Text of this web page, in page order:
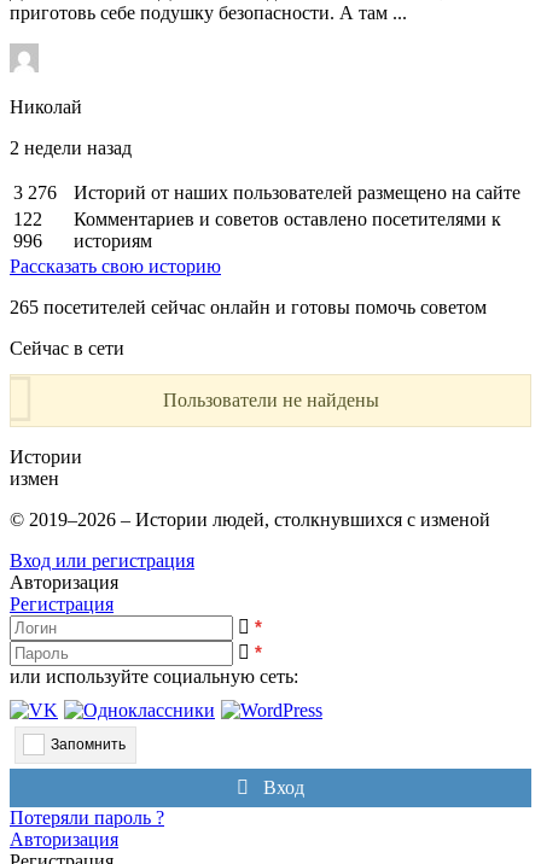
приготовь себе подушку безопасности. А там ...
Николай
2 недели назад
3 276
Историй от наших пользователей размещено на сайте
122
996
Комментариев и советов оставлено посетителями к
историям
Рассказать свою историю
265 посетителей сейчас онлайн и готовы помочь советом
Сейчас в сети
Пользователи не найдены
Истории
измен
© 2019–2026 – Истории людей, столкнувшихся с изменой
Вход или регистрация
Авторизация
Регистрация
*
*
или используйте социальную сеть:
Запомнить
Вход
Потеряли пароль ?
Авторизация